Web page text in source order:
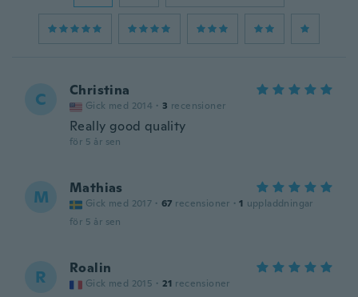
C Christina
Gick med 2014 · 3 recensioner
Really good quality
för 5 år sen
M Mathias
Gick med 2017 · 67 recensioner · 1 uppladdningar
för 5 år sen
R Roalin
Gick med 2015 · 21 recensioner